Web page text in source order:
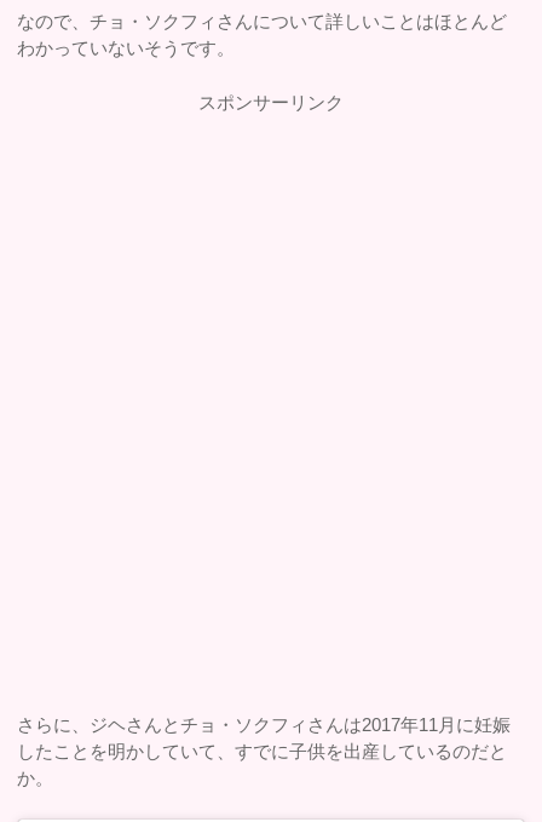
なので、チョ・ソクフィさんについて詳しいことはほとんど
わかっていないそうです。
スポンサーリンク
さらに、ジヘさんとチョ・ソクフィさんは2017年11月に妊娠
したことを明かしていて、すでに子供を出産しているのだと
か。